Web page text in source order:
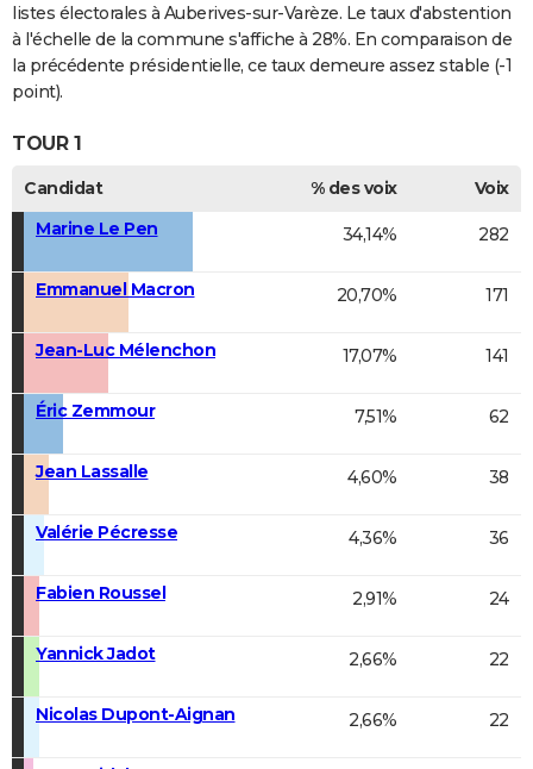
listes électorales à Auberives-sur-Varèze. Le taux d'abstention
à l'échelle de la commune s'affiche à 28%. En comparaison de
la précédente présidentielle, ce taux demeure assez stable (-1
point).
TOUR 1
Candidat % des voix
Voix
Marine Le Pen
34,14% 282
Emmanuel Macron 20,70% 171
Jean-Luc Mélenchon 17,07% 141
Éric Zemmour 7,51% 62
Jean Lassalle 4,60% 38
Valérie Pécresse 4,36% 36
Fabien Roussel 2,91% 24
Yannick Jadot 2,66% 22
Nicolas Dupont-Aignan 2,66% 22